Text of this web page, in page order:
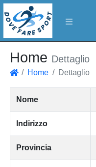
Home Dettaglio
Home Dettaglio
Nome
Indirizzo
Provincia